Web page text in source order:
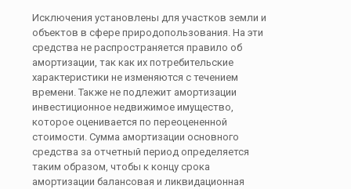
Исключения установлены для участков земли и
объектов в сфере природопользования. На эти
средства не распространяется правило об
амортизации, так как их потребительские
характеристики не изменяются с течением
времени. Также не подлежит амортизации
инвестиционное недвижимое имущество,
которое оценивается по переоцененной
стоимости. Сумма амортизации основного
средства за отчетный период определяется
таким образом, чтобы к концу срока
амортизации балансовая и ликвидационная